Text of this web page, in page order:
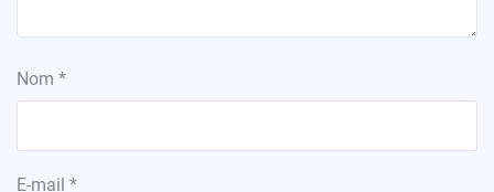
Nom *
E-mail *